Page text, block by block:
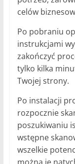
celów
Po pobraniu
instrukcjami
zakończyć
tylko kilka
Twojej strony.
Po instalacji
rozpocznie
poszukiwaniu
wstępne
wszelkie